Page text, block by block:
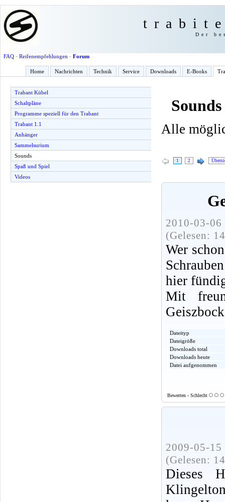
Der
FAQ· Reifenempfehlungen · Forum
Home Nachrichten Technik Service Downloads E-Books
Trabant Kübel
Schaltpläne
Programme speziell für den Trabant
Trabant 1.1
Anhänger
Sammelsurium
Sounds
Spaß und Spiel
Videos
Sounds
Alle
1 2
2010-03-
(Gelesen:
Wer
hier
Mit
Dateityp
Dateigröße
Downloads total
Downloads heute
Datei aufgenommen
Bewerten - Schlecht
2009-05-
(Gelesen:
Dieses